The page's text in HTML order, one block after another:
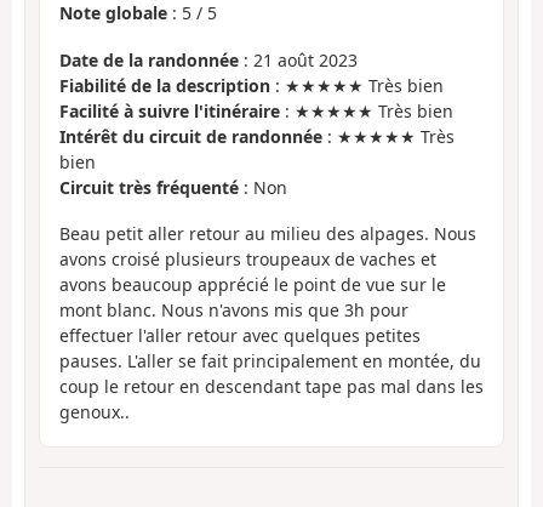
Note globale : 5 / 5
Date de la randonnée : 21 août 2023
Fiabilité de la description : ★★★★★ Très bien
Facilité à suivre l'itinéraire : ★★★★★ Très bien
Intérêt du circuit de randonnée : ★★★★★ Très
bien
Circuit très fréquenté : Non
Beau petit aller retour au milieu des alpages. Nous
avons croisé plusieurs troupeaux de vaches et
avons beaucoup apprécié le point de vue sur le
mont blanc. Nous n'avons mis que 3h pour
effectuer l'aller retour avec quelques petites
pauses. L'aller se fait principalement en montée, du
coup le retour en descendant tape pas mal dans les
genoux..